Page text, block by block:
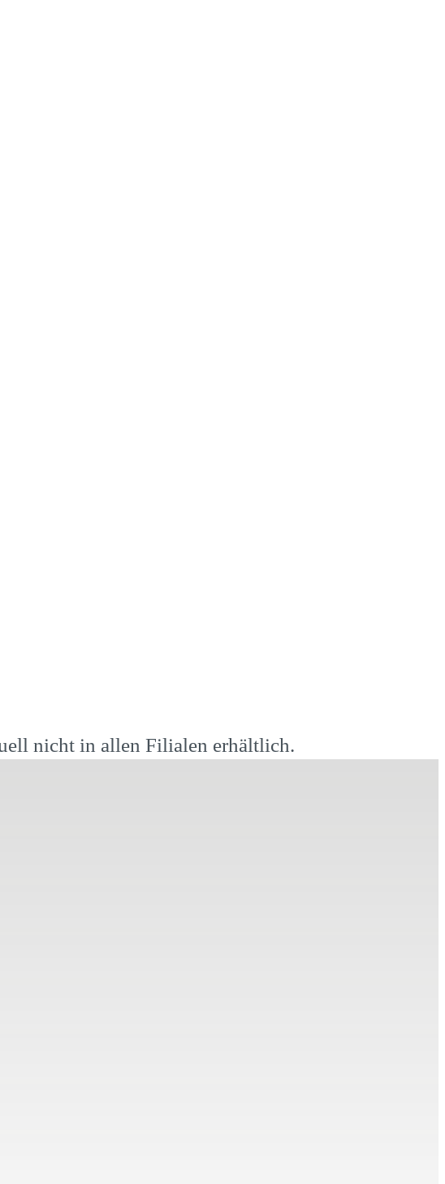
nicht in allen Filialen erhältlich.